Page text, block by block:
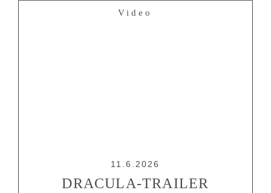
Video
11.6.2026
DRACULA-TRAILER